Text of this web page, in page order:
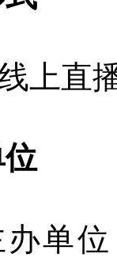
上直
办单